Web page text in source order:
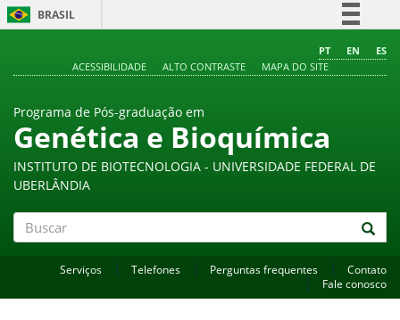
BRASIL
Comunica BR
Acesso à informação
Legislação
PT EN
ES
ACESSIBILIDADE
ALTO CONTRASTE MAPA DO SITE
Programa de Pós-graduação em
Genética e Bioquímica
INSTITUTO DE BIOTECNOLOGIA - UNIVERSIDADE FEDERAL DE
UBERLÂNDIA
Serviços Telefones Perguntas frequentes
Contato
Fale conosco